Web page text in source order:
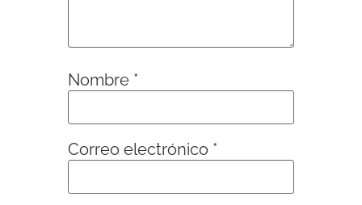
Nombre *
Correo electrónico *